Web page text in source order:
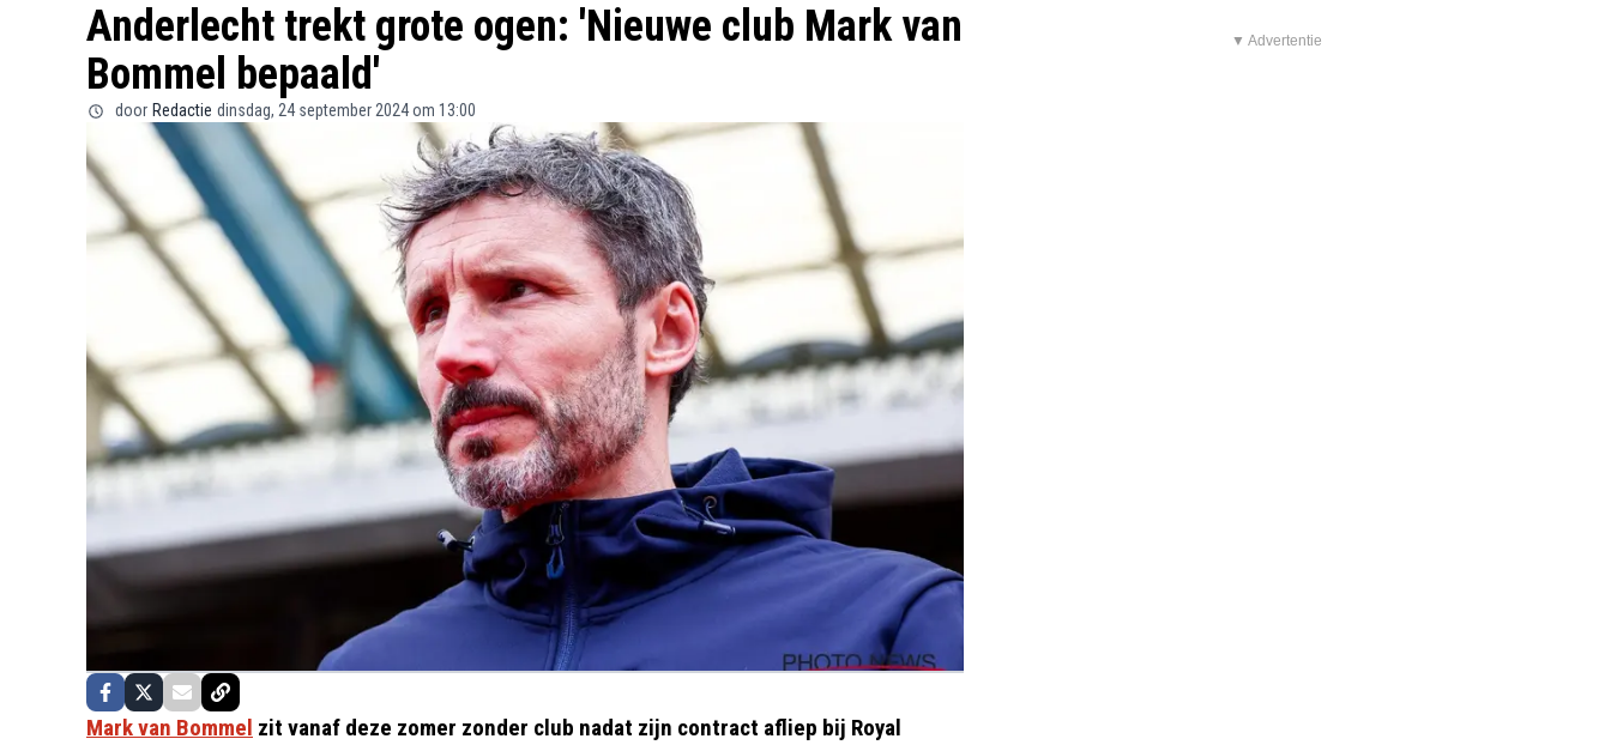
Anderlecht trekt grote ogen: 'Nieuwe club Mark van
Bommel bepaald'
door Redactie dinsdag, 24 september 2024 om 13:00
Mark van Bommel zit vanaf deze zomer zonder club nadat zijn contract afliep bij Royal
▼ Advertentie